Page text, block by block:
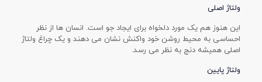
ولتاژ اصلی
این هنوز هم یک مورد دلخواه برای ایجاد جو است. انسان ها از نظر
احساسی به محیط روشن خود واکنش نشان می دهند و یک چراغ ولتاژ
اصلی همیشه دنج به نظر می رسد.
ولتاژ پایین